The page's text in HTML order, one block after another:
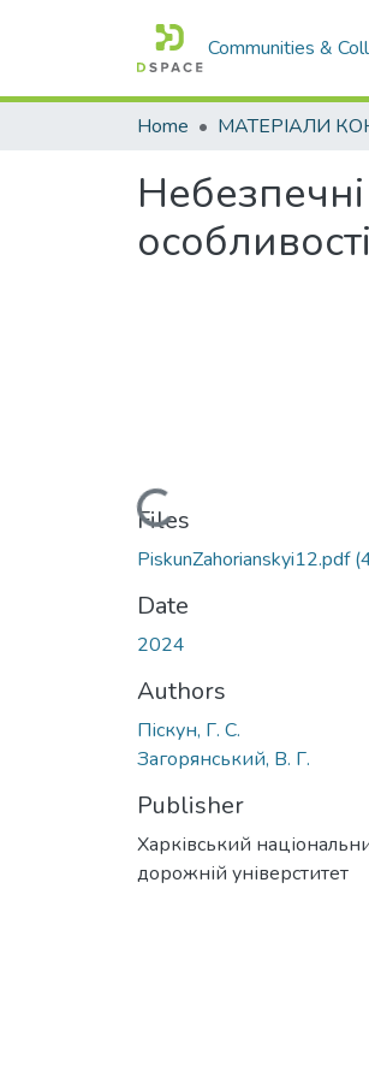
Communities &
Home
Loading...
Files
PiskunZahorianskyi12.pdf
Date
2024
Authors
Піскун, Г. С.
Загорянський, В. Г.
Publisher
Харківський
дорожній універститет